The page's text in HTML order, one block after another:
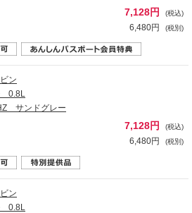
7,128円 (税込)
6,480円 (税別)
ン
0.8L
サンドグレー
7,128円 (税込)
6,480円 (税別)
ン
0.8L